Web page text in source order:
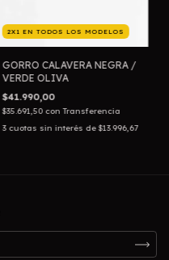
2X1 EN TODOS LOS MODELOS
GORRO CALAVERA NEGRA /
VERDE OLIVA
$41.990,00
$35.691,50 con Transferencia
3 cuotas sin interés de$13.996,67